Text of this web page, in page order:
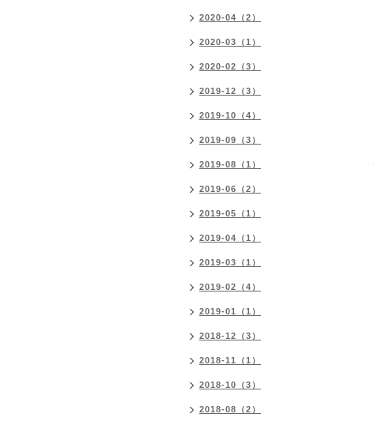
2020-04（2）
2020-03（1）
2020-02（3）
2019-12（3）
2019-10（4）
2019-09（3）
2019-08（1）
2019-06（2）
2019-05（1）
2019-04（1）
2019-03（1）
2019-02（4）
2019-01（1）
2018-12（3）
2018-11（1）
2018-10（3）
2018-08（2）